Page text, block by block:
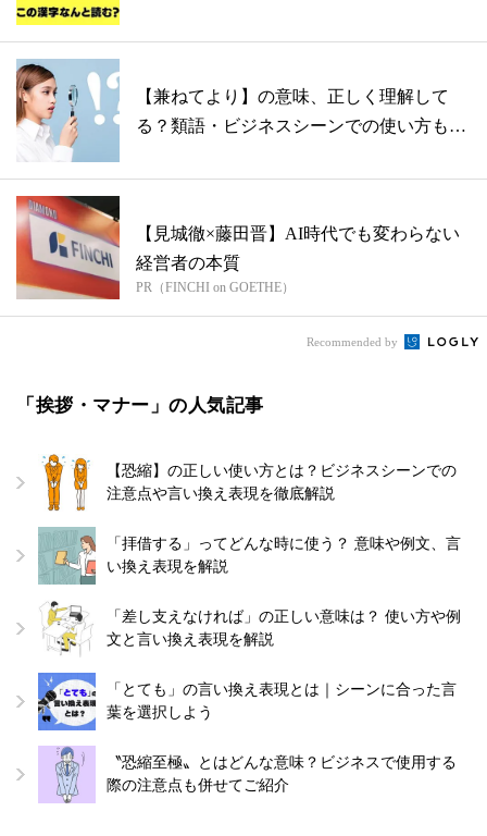
【兼ねてより】の意味、正しく理解して
る？類語・ビジネスシーンでの使い方もご
【見城徹×藤田晋】AI時代でも変わらない
経営者の本質
PR（FINCHI on GOETHE）
Recommended by
「挨拶・マナー」の人気記事
【恐縮】の正しい使い方とは？ビジネスシーンでの
注意点や言い換え表現を徹底解説
「拝借する」ってどんな時に使う？ 意味や例文、言
い換え表現を解説
「差し支えなければ」の正しい意味は？ 使い方や例
文と言い換え表現を解説
「とても」の言い換え表現とは｜シーンに合った言
葉を選択しよう
〝恐縮至極〟とはどんな意味？ビジネスで使用する
際の注意点も併せてご紹介